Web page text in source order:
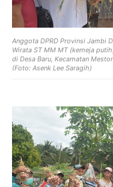
Anggota DPRD Provinsi Jambi
Wirata ST MM MT (kemeja
di Desa Baru, Kecamatan
(Foto: Asenk Lee Saragih)